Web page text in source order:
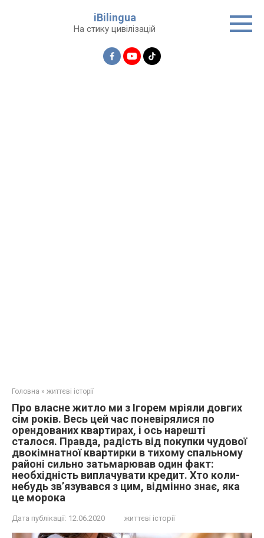
iBilingua
На стику цивілізацій
Головна » життєві історії
Про власне житло ми з Ігорем мріяли довгих
сім років. Весь цей час поневірялися по
орендованих квартирах, і ось нарешті
сталося. Правда, радість від покупки чудової
двокімнатної квартирки в тихому спальному
районі сильно затьмарював один факт:
необхідність виплачувати кредит. Хто коли-
небудь зв’язувався з цим, відмінно знає, яка
це морока
Дата публікації: 12.06.2020 життєві історії